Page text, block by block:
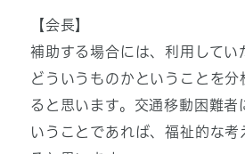
【会長】
補助する場合には、利用してい
どういうものかということを分
ると思います。交通移動困難者
いうことであれば、福祉的な